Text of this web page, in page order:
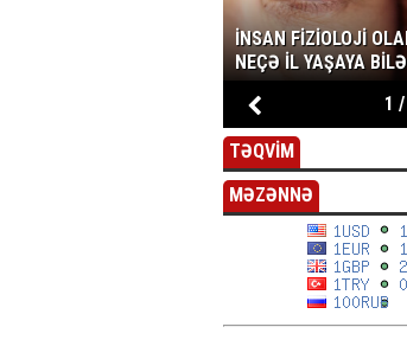
İNSAN FIZIOLOJI
NEÇƏ IL YAŞAYA
1 /
TƏQVİM
MƏZƏNNƏ